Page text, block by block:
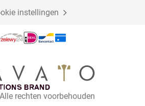
instellingen
rechten voorbehouden